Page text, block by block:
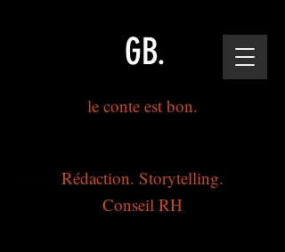
GB.
le conte est bon.
Rédaction. Storytelling.
Conseil RH